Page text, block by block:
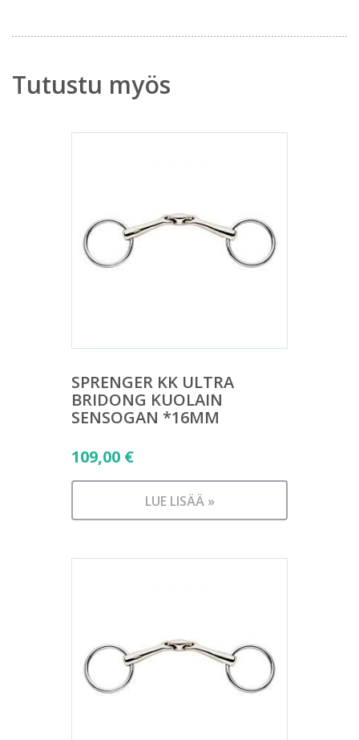
Tutustu myös
SPRENGER KK ULTRA
BRIDONG KUOLAIN
SENSOGAN *16MM
109,00 €
LUE LISÄÄ »